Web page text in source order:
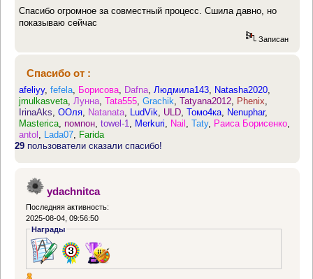
Спасибо огромное за совместный процесс. Сшила давно, но
показываю сейчас
Записан
Спасибо от :
afeliyy,fefela, Борисова, Dafna,Людмила143, Natasha2020,
jmulkasveta,Лунна,Tata555,Grachik,Tatyana2012, Phenix,
IrinaAks,ООля, Natanata, LudVik, ULD,Томо4ка, Nenuphar,
Masterica, помпон,towel-1, Merkuri, Nail ,Taty, Раиса Борисенко,
antol , Lada07, Farida
29 пользователи сказали спасибо!
ydachnitca
Последняя активность:
2025-08-04, 09:56:50
Награды